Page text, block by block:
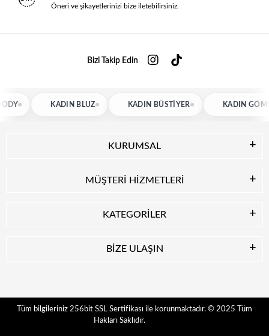
Öneri ve şikayetlerinizi bize iletebilirsiniz.
Bizi Takip Edin
KADIN BLUZ KADIN BÜSTIYER KADIN GÖMLEK
KURUMSAL
MÜŞTERİ HİZMETLERİ
KATEGORİLER
BİZE ULAŞIN
Tüm bilgileriniz 256bit SSL Sertifikası ile korunmaktadır. © 2025
Tüm
Hakları Saklıdır.